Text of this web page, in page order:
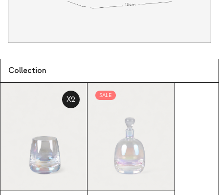
Collection
X2 SALE